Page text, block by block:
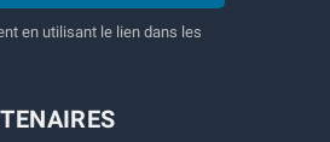
en utilisant le lien dans les